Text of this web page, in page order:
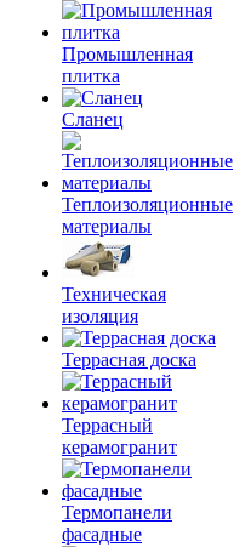
Промышленная
плитка
Сланец
Теплоизоляционные
материалы
Техническая
изоляция
Террасная доска
Террасный
керамогранит
Термопанели
фасадные